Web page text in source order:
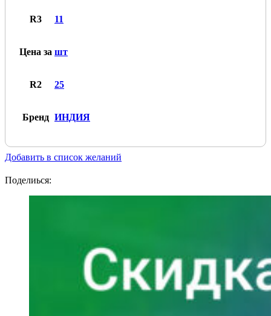
R3 11
Цена за шт
R2 25
Бренд ИНДИЯ
Добавить в список желаний
Поделиься: